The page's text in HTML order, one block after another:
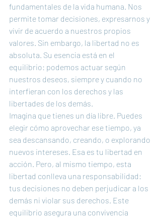
fundamentales de la vida humana. Nos
permite tomar decisiones, expresarnos y
vivir de acuerdo a nuestros propios
valores. Sin embargo, la libertad no es
absoluta. Su esencia está en el
equilibrio: podemos actuar según
nuestros deseos, siempre y cuando no
interfieran con los derechos y las
libertades de los demás.
Imagina que tienes un día libre. Puedes
elegir cómo aprovechar ese tiempo, ya
sea descansando, creando, o explorando
nuevos intereses. Esa es tu libertad en
acción. Pero, al mismo tiempo, esta
libertad conlleva una responsabilidad:
tus decisiones no deben perjudicar a los
demás ni violar sus derechos. Este
equilibrio asegura una convivencia